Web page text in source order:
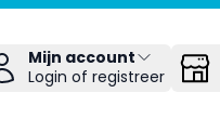
Mijn account
Login of registreer